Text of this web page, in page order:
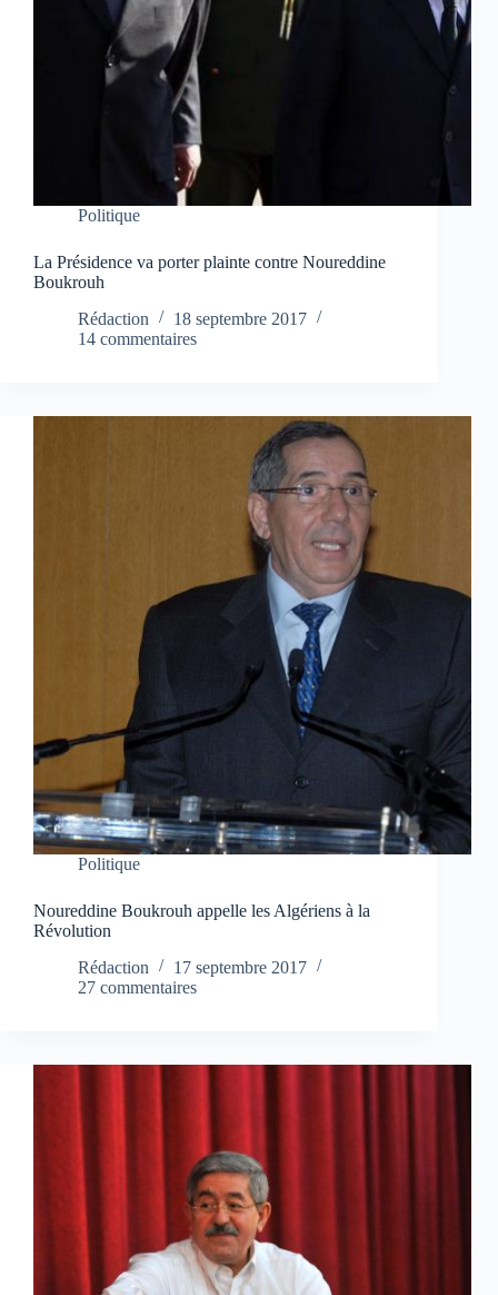
Politique
La Présidence va porter plainte contre Noureddine
Boukrouh
Rédaction
18 septembre 2017
14 commentaires
Politique
Noureddine Boukrouh appelle les Algériens à la
Révolution
Rédaction
17 septembre 2017
27 commentaires